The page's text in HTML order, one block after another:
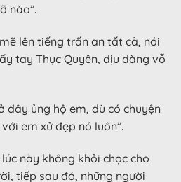
nào”.
lên tiếng trấn an tất cả, nói
tay Thục Quyên, dịu dàng vỗ
đây ủng hộ em, dù có chuyện
em xử đẹp nó luôn”.
này không khỏi chọc cho
tiếp sau đó, những người